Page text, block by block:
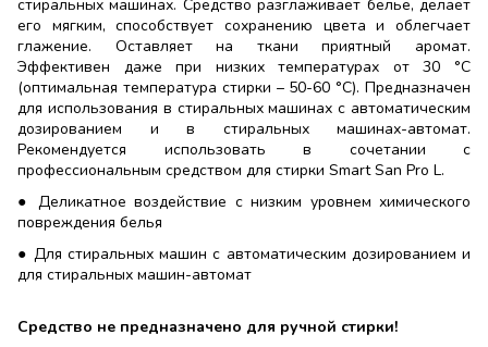
стиральных машинах. Средство разглаживает белье, делает
его мягким, способствует сохранению цвета и облегчает
глажение. Оставляет на ткани приятный аромат.
Эффективен даже при низких температурах от 30 °C
(оптимальная температура стирки – 50-60 °С). Предназначен
для использования в стиральных машинах с автоматическим
дозированием и в стиральных машинах-автомат.
Рекомендуется использовать в сочетании с
профессиональным средством для стирки Smart San Pro L.
● Деликатное воздействие с низким уровнем химического
повреждения белья
● Для стиральных машин с автоматическим дозированием и
для стиральных машин-автомат
Средство не предназначено для ручной стирки!